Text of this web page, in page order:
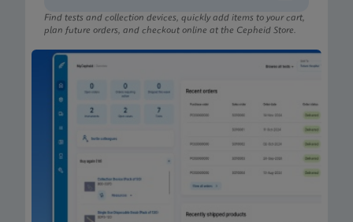
Find tests and collection devices, quickly add items to your cart,
plan future orders, and checkout online at the Cepheid Store.